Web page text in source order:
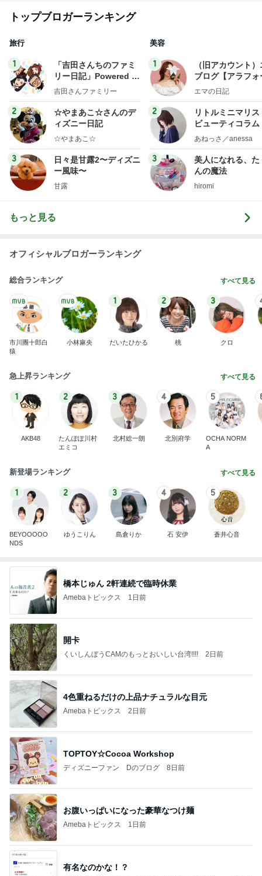
トップブロガーランキング
旅行
1
「吉田さんちのファミ
リー日記」Powered b
y Ameba 吉田さんファ
ログ
吉田さんファミリー
2
☆やまあこ☆さんのデ
ィズニー日記
☆やまあこ☆
3
日々是甘露2〜ディズニ
ー風味〜
甘露
美容
1
（旧アカウント
ブログ【アラフォ
社売却セカンドラ
エマの日記
2
リトルミニマリス
ビューティコラ
little
あねっさ／anessa
3
美人になれる、た
んの魔法
hiromi
もっと見る
オフィシャルブロガーランキング
総合ランキング すべて見る
市川團十郎白
猿
小林麻央
1
だいたひかる
2
桃
3
クロ
急上昇ランキング すべて見る
1
AKB48
2
たんぽぽ川村
エミコ
3
北村総一朗
4
北別府学
5
OCHA NORM
A
新登場ランキング すべて見る
1
BEYOOOOO
NDS
2
ゆうこりん
3
島倉りか
4
石 安伊
5
蒼井心音
橋本じゅん 2軒連続で臨時休業
Amebaトピックス 1日前
開卡
くいしんぼうCAMのもっとおいしい台湾!!!! 2日前
4色重ねるだけの上品ナチュラルな目元
Amebaトピックス 2日前
TOPTOY☆Cocoa Workshop
ディズニーファン Dのブログ 8日前
お腹いっぱいになった豪華なつけ麺
Amebaトピックス 1日前
有名なのかな！？